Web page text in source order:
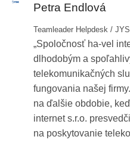
ObrázokPetra Endlová
Teamleader Helpdesk /
Spoločnosť ha-vel
dlhodobým a
telekomunikačných
fungovania našej
na ďalšie obdobie,
internet s.r.o.
na poskytovanie